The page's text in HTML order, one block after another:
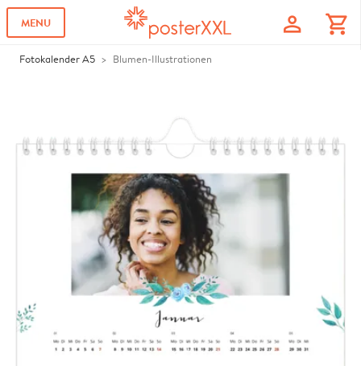
MENU profile shopping_cart
Fotokalender A5 Blumen-Illustrationen